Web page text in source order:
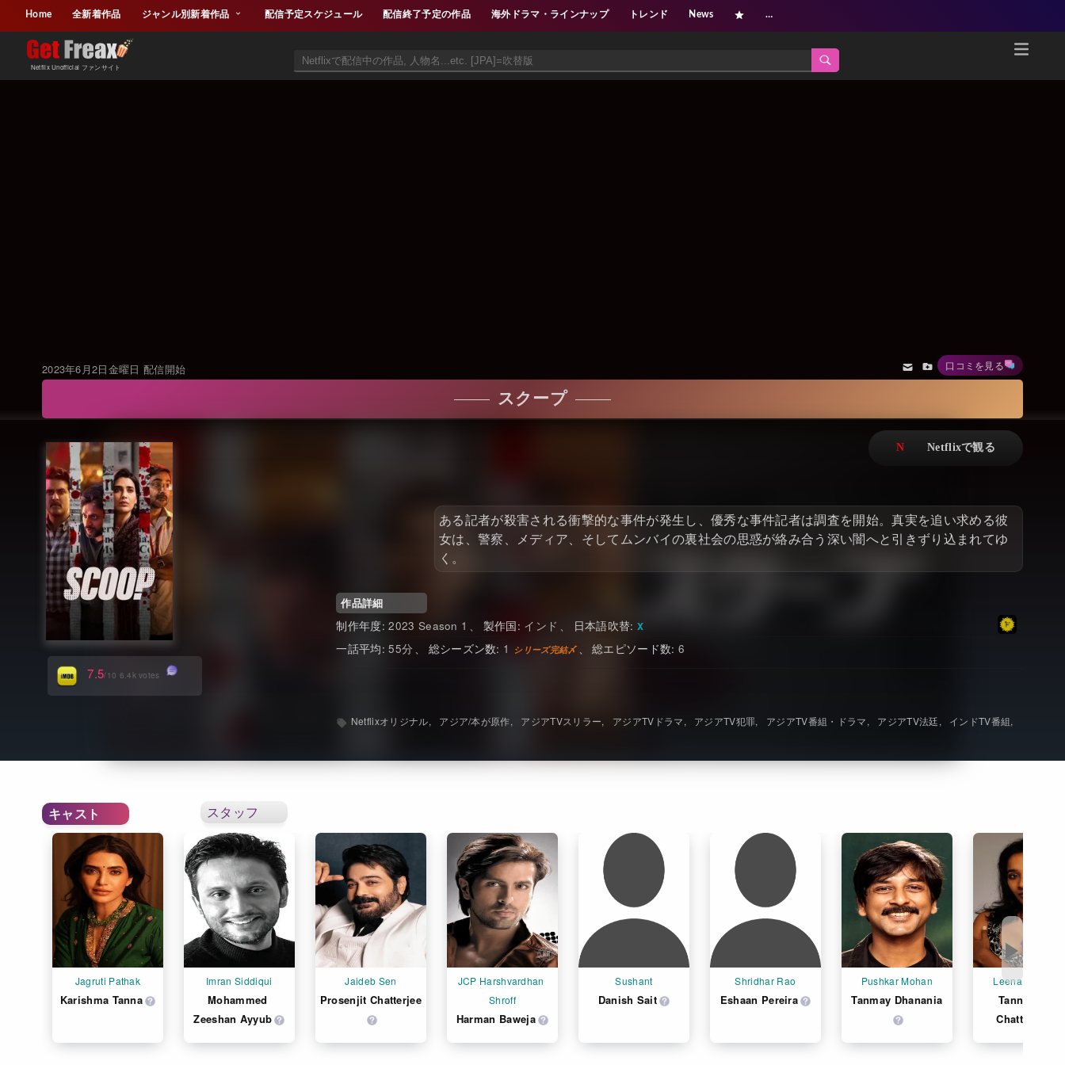
Home 全新着作品 ジャンル別新着作品 配信予定スケジュール 配信終了予定の作品 海外ドラマ・ラインナップ トレンド News …
Netflix Unofficial ファンサイト
Netflix新着作品
アジア映画
ドキュメンタリー
Netflixオリジナル作品
日本語吹替対応作品
Watchlistへ
Netflix 吹替版作品
Get Freaxフォーラム
Netflixコース別料金プラン
2023年6月2日金曜日 配信開始 口コミを見る
スクープ
ある記者が殺害される衝撃的な事件が発生し、優秀な事件記者は調査を開始。真実を追い求める彼
女は、警察、メディア、そしてムンバイの裏社会の思惑が絡み合う深い闇へと引きずり込まれてゆ
く。
作品詳細
2023 Season 1
インド
日本語吹替
55
1 6
7.5/10 6.4k votes
▶
スタッフ
キャスト
Jagruti Pathak
Karishma Tanna
Imran Siddiqui
Mohammed
Zeeshan Ayyub
Jaideb Sen
Prosenjit Chatterjee
JCP Harshvardhan
Shroff
Harman Baweja
Sushant
Danish Sait
Shridhar Rao
Eshaan Pereira
Pushkar Mohan
Tanmay Dhanania
Leena Pradhan
Tannishtha
Chatterjee
Netflixオリジナル アジア/本が原作 アジアTVスリラー アジアTVドラマ アジアTV犯罪 アジアTV番組・ドラマ アジアTV法廷 インドTV番組